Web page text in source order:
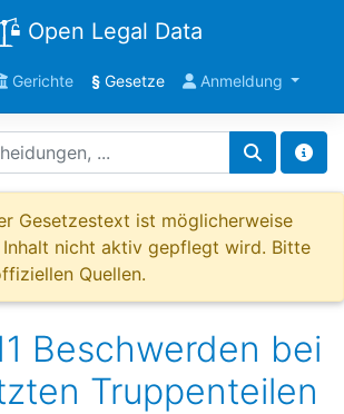
Open Legal Data
Gerichte §Gesetze Anmeldung
Gesetzestext ist möglicherweise
nicht aktiv gepflegt wird. Bitte
Quellen.
Beschwerden bei
Truppenteilen